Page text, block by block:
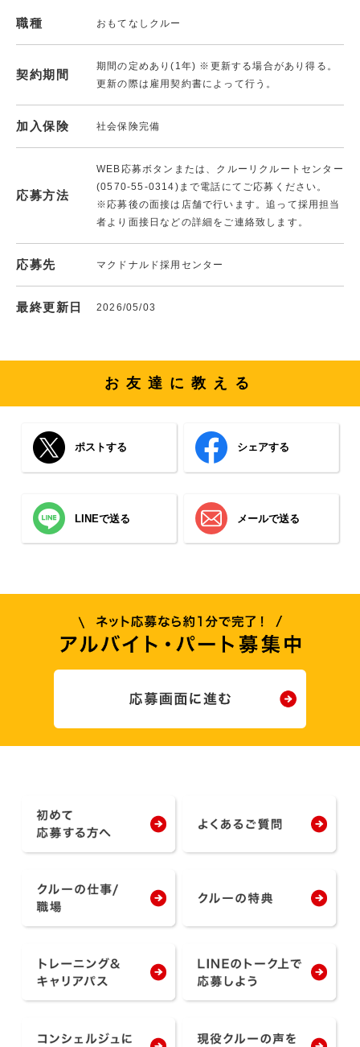
職種 おもてなしクルー
契約期間
期間の定めあり(1年) ※更新する場合があり得る。
更新の際は雇用契約書によって行う。
加入保険 社会保険完備
応募方法
WEB応募ボタンまたは、クルーリクルートセンター
(0570-55-0314)まで電話にてご応募ください。
※応募後の面接は店舗で行います。追って採用担当
者より面接日などの詳細をご連絡致します。
応募先 マクドナルド採用センター
最終更新日 2026/05/03
お友達に教える
ポストする シェアする
LINEで送る メールで送る